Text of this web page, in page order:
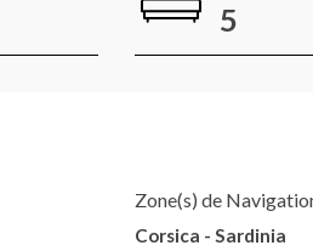
5
Zone(s) de
Corsica - Sardinia